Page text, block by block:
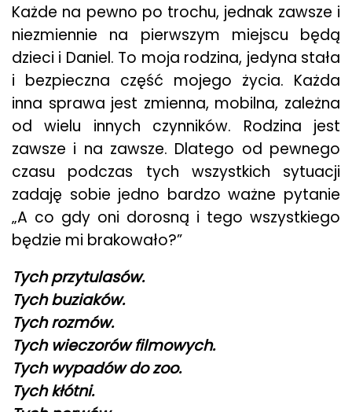
Każde na pewno po trochu, jednak zawsze i
niezmiennie na pierwszym miejscu będą
dzieci i Daniel. To moja rodzina, jedyna stała
i bezpieczna część mojego życia. Każda
inna sprawa jest zmienna, mobilna, zależna
od wielu innych czynników. Rodzina jest
zawsze i na zawsze. Dlatego od pewnego
czasu podczas tych wszystkich sytuacji
zadaję sobie jedno bardzo ważne pytanie
„A co gdy oni dorosną i tego wszystkiego
będzie mi brakowało?”
Tych przytulasów.
Tych buziaków.
Tych rozmów.
Tych wieczorów filmowych.
Tych wypadów do zoo.
Tych kłótni.